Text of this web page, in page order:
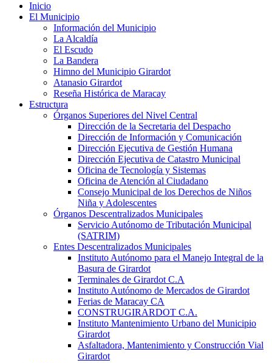
Inicio
El Municipio
Información del Municipio
La Alcaldía
El Escudo
La Bandera
Himno del Municipio Girardot
Atanasio Girardot
Reseña Histórica de Maracay
Estructura
Órganos Superiores del Nivel Central
Dirección de la Secretaria del Despacho
Dirección de Información y Comunicación
Dirección Ejecutiva de Gestión Humana
Dirección Ejecutiva de Catastro Municipal
Oficina de Tecnología y Sistemas
Oficina de Atención al Ciudadano
Consejo Municipal de los Derechos de Niños
Niña y Adolescentes
Órganos Descentralizados Municipales
Servicio Autónomo de Tributación Municipal
(SATRIM)
Entes Descentralizados Municipales
Instituto Autónomo para el Manejo Integral de la
Basura de Girardot
Terminales de Girardot C.A
Instituto Autónomo de Mercados de Girardot
Ferias de Maracay CA
CONSTRUGIRARDOT C.A.
Instituto Mantenimiento Urbano del Municipio
Girardot
Asfaltadora, Mantenimiento y Construcción Vial
Girardot